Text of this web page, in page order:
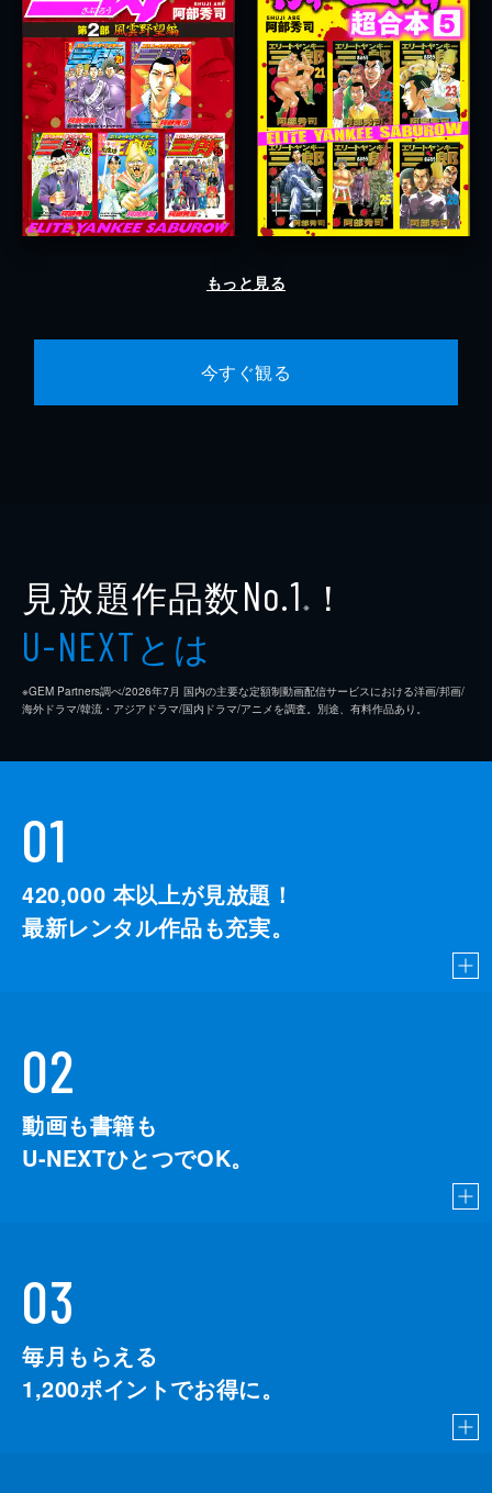
もっと見る
今すぐ観る
見放題作品数No.1 ※ ！
U-NEXTとは
※GEM Partners調べ/2026年7⽉ 国内の主要な定額制動画配信サービスにおける洋画/邦画/
海外ドラマ/韓流・アジアドラマ/国内ドラマ/アニメを調査。別途、有料作品あり。
01
420,000 本以上が見放題！
最新レンタル作品も充実。
02
動画も書籍も
U-NEXTひとつでOK。
03
毎月もらえる
1,200ポイントでお得に。